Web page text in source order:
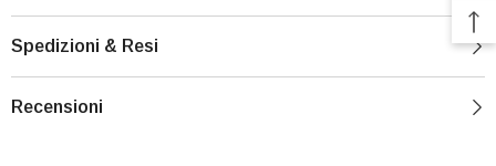
Spedizioni & Resi
Recensioni